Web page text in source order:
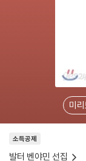
미
소득공제
발터 벤야민 선집